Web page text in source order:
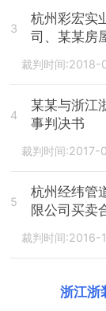
3
杭州彩宏实
司、某某房
裁判时间
4
某某与浙江
事判决书
裁判时间:2017-
5
杭州经纬管
限公司买卖
裁判时间:2016-
浙江浙